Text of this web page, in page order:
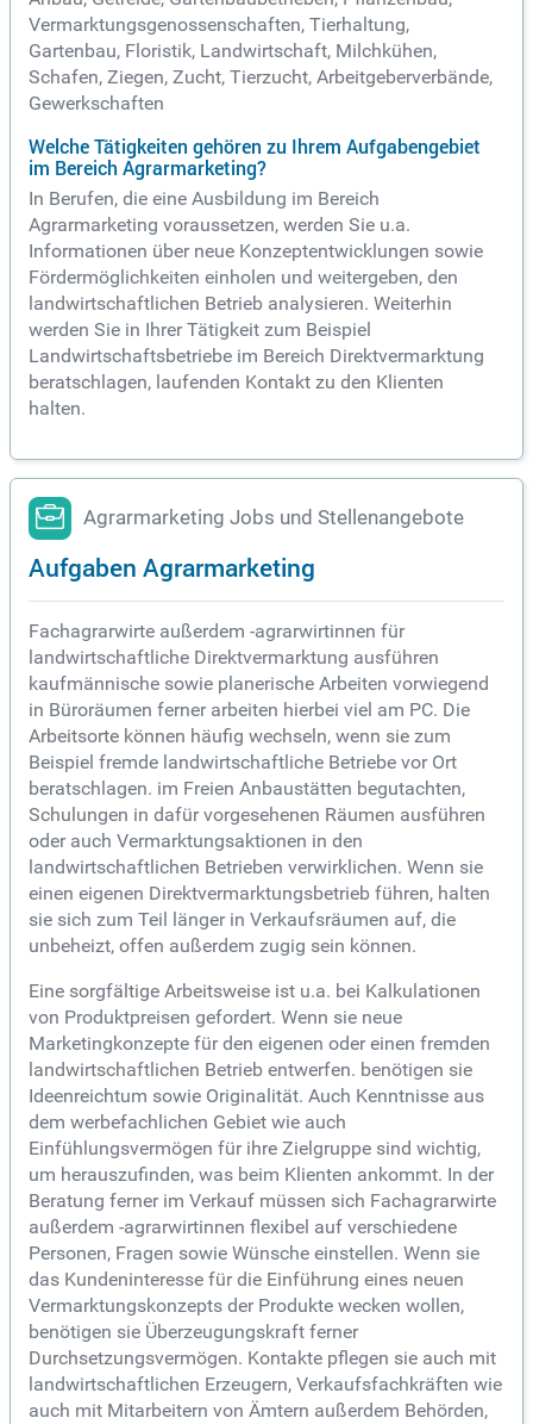
Vermarktungsgenossenschaften, Tierhaltung,
Gartenbau, Floristik, Landwirtschaft, Milchkühen,
Schafen, Ziegen, Zucht, Tierzucht, Arbeitgeberverbände,
Gewerkschaften
Welche Tätigkeiten gehören zu Ihrem Aufgabengebiet
im Bereich Agrarmarketing?
In Berufen, die eine Ausbildung im Bereich
Agrarmarketing voraussetzen, werden Sie u.a.
Informationen über neue Konzeptentwicklungen sowie
Fördermöglichkeiten einholen und weitergeben, den
landwirtschaftlichen Betrieb analysieren. Weiterhin
werden Sie in Ihrer Tätigkeit zum Beispiel
Landwirtschaftsbetriebe im Bereich Direktvermarktung
beratschlagen, laufenden Kontakt zu den Klienten
halten.
Agrarmarketing Jobs und Stellenangebote
Aufgaben Agrarmarketing
Fachagrarwirte außerdem -agrarwirtinnen für
landwirtschaftliche Direktvermarktung ausführen
kaufmännische sowie planerische Arbeiten vorwiegend
in Büroräumen ferner arbeiten hierbei viel am PC. Die
Arbeitsorte können häufig wechseln, wenn sie zum
Beispiel fremde landwirtschaftliche Betriebe vor Ort
beratschlagen. im Freien Anbaustätten begutachten,
Schulungen in dafür vorgesehenen Räumen ausführen
oder auch Vermarktungsaktionen in den
landwirtschaftlichen Betrieben verwirklichen. Wenn sie
einen eigenen Direktvermarktungsbetrieb führen, halten
sie sich zum Teil länger in Verkaufsräumen auf, die
unbeheizt, offen außerdem zugig sein können.
Eine sorgfältige Arbeitsweise ist u.a. bei Kalkulationen
von Produktpreisen gefordert. Wenn sie neue
Marketingkonzepte für den eigenen oder einen fremden
landwirtschaftlichen Betrieb entwerfen. benötigen sie
Ideenreichtum sowie Originalität. Auch Kenntnisse aus
dem werbefachlichen Gebiet wie auch
Einfühlungsvermögen für ihre Zielgruppe sind wichtig,
um herauszufinden, was beim Klienten ankommt. In der
Beratung ferner im Verkauf müssen sich Fachagrarwirte
außerdem -agrarwirtinnen flexibel auf verschiedene
Personen, Fragen sowie Wünsche einstellen. Wenn sie
das Kundeninteresse für die Einführung eines neuen
Vermarktungskonzepts der Produkte wecken wollen,
benötigen sie Überzeugungskraft ferner
Durchsetzungsvermögen. Kontakte pflegen sie auch mit
landwirtschaftlichen Erzeugern, Verkaufsfachkräften wie
auch mit Mitarbeitern von Ämtern außerdem Behörden,